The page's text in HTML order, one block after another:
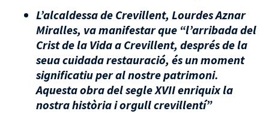
L’alcaldessa de Crevillent, Lourdes Aznar
Miralles, va manifestar que “l’arribada del
Crist de la Vida a Crevillent, després de la
seua cuidada restauració, és un moment
significatiu per al nostre patrimoni.
Aquesta obra del segle XVII enriquix la
nostra història i orgull crevillentí”